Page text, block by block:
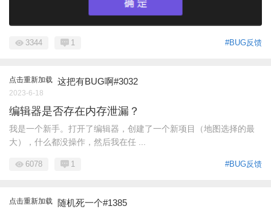
#BUG反馈
3344 1
点击重新加载 这把有BUG啊#3032
2023-6-18
编辑器是否存在内存泄漏？
我是一个新手。打开了编辑器，创建了一个新项目（地图选择的最
大），什么都没操作，然后我在任 ...
#BUG反馈
6078 1
点击重新加载 随机死一个#1385